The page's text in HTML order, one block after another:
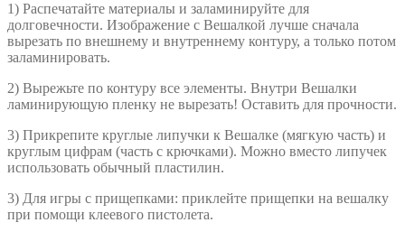
1) Распечатайте материалы и заламинируйте для
долговечности. Изображение с Вешалкой лучше сначала
вырезать по внешнему и внутреннему контуру, а только потом
заламинировать.
2) Вырежьте по контуру все элементы. Внутри Вешалки
ламинирующую пленку не вырезать! Оставить для прочности.
3) Прикрепите круглые липучки к Вешалке (мягкую часть) и
круглым цифрам (часть с крючками). Можно вместо липучек
использовать обычный пластилин.
3) Для игры с прищепками: приклейте прищепки на вешалку
при помощи клеевого пистолета.